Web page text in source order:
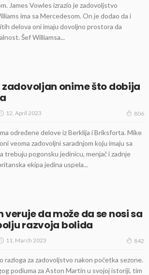
James Vowles izrazio je zadovoljstvo
ima sa Mercedesom. On je dodao da i
delova oni imaju dovoljno prostora da
Šef Williamsa...
onime što dobija
12, April 2023 806
određene delove iz Berklija i Briksforta. Mike
veoma zadovoljni saradnjom koju imaju sa
trebuju pogonsku jedinicu, menjač i zadnje
ekipa jedina uspela...
da može da se nosi sa
razvoja bolida
11, March 2023 842
razloga za zadovoljstvo nakon početka sezone.
podiuma za Aston Martin u svojoj istoriji, tim